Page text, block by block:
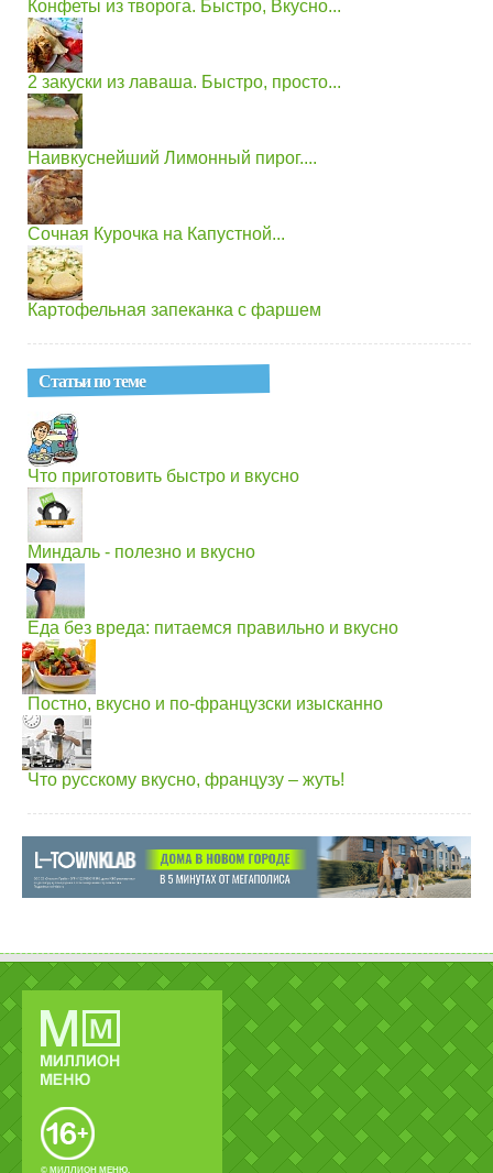
Конфеты из творога. Быстро, Вкусно...
2 закуски из лаваша. Быстро, просто...
Наивкуснейший Лимонный пирог....
Сочная Курочка на Капустной...
Картофельная запеканка с фаршем
Статьи по теме
Что приготовить быстро и вкусно
Миндаль - полезно и вкусно
Еда без вреда: питаемся правильно и вкусно
Постно, вкусно и по-французски изысканно
Что русскому вкусно, французу – жуть!
© МИЛЛИОН МЕНЮ.